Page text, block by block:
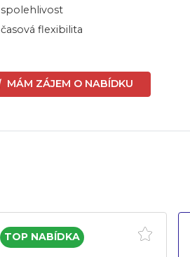
spolehlivost
časová flexibilita
MÁM ZÁJEM O NABÍDKU